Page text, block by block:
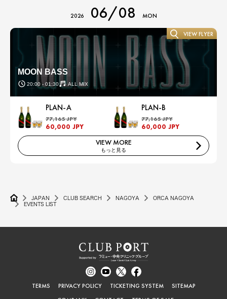
2026 06/08 MON
MOON BASS
20:00 - 01:30 ALL MIX
VIEW FLYER
PLAN-A
77,165 JPY
60,000 JPY
PLAN-B
77,165 JPY
60,000 JPY
VIEW MORE
もっと見る
JAPAN CLUB SEARCH NAGOYA
ORCA NAGOYA
EVENTS LIST
TERMS PRIVACY POLICY TICKETING SYSTEM
SITEMAP